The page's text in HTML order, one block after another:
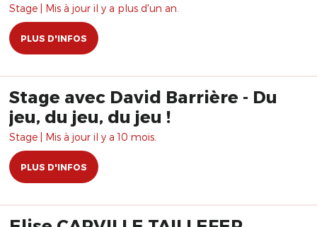
Stage | Mis à jour il y a plus d'un an.
PLUS D'INFOS
Stage avec David Barrière - Du
jeu, du jeu, du jeu !
Stage | Mis à jour il y a 10 mois.
PLUS D'INFOS